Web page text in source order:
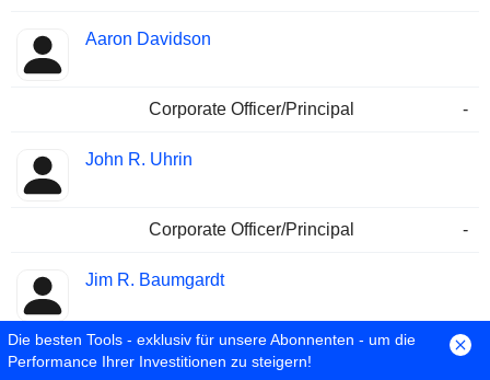
Aaron Davidson
Corporate Officer/Principal -
John R. Uhrin
Corporate Officer/Principal -
Jim R. Baumgardt
Director/Board Member -
Die besten Tools - exklusiv für unsere Abonnenten - um die
Performance Ihrer Investitionen zu steigern!